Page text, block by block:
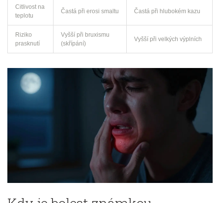
Citlivost na
teplotu
Častá při erosi smaltu Častá při hlubokém kazu
Riziko
prasknutí
Vyšší při bruxismu
(skřípání)
Vyšší při velkých výplních